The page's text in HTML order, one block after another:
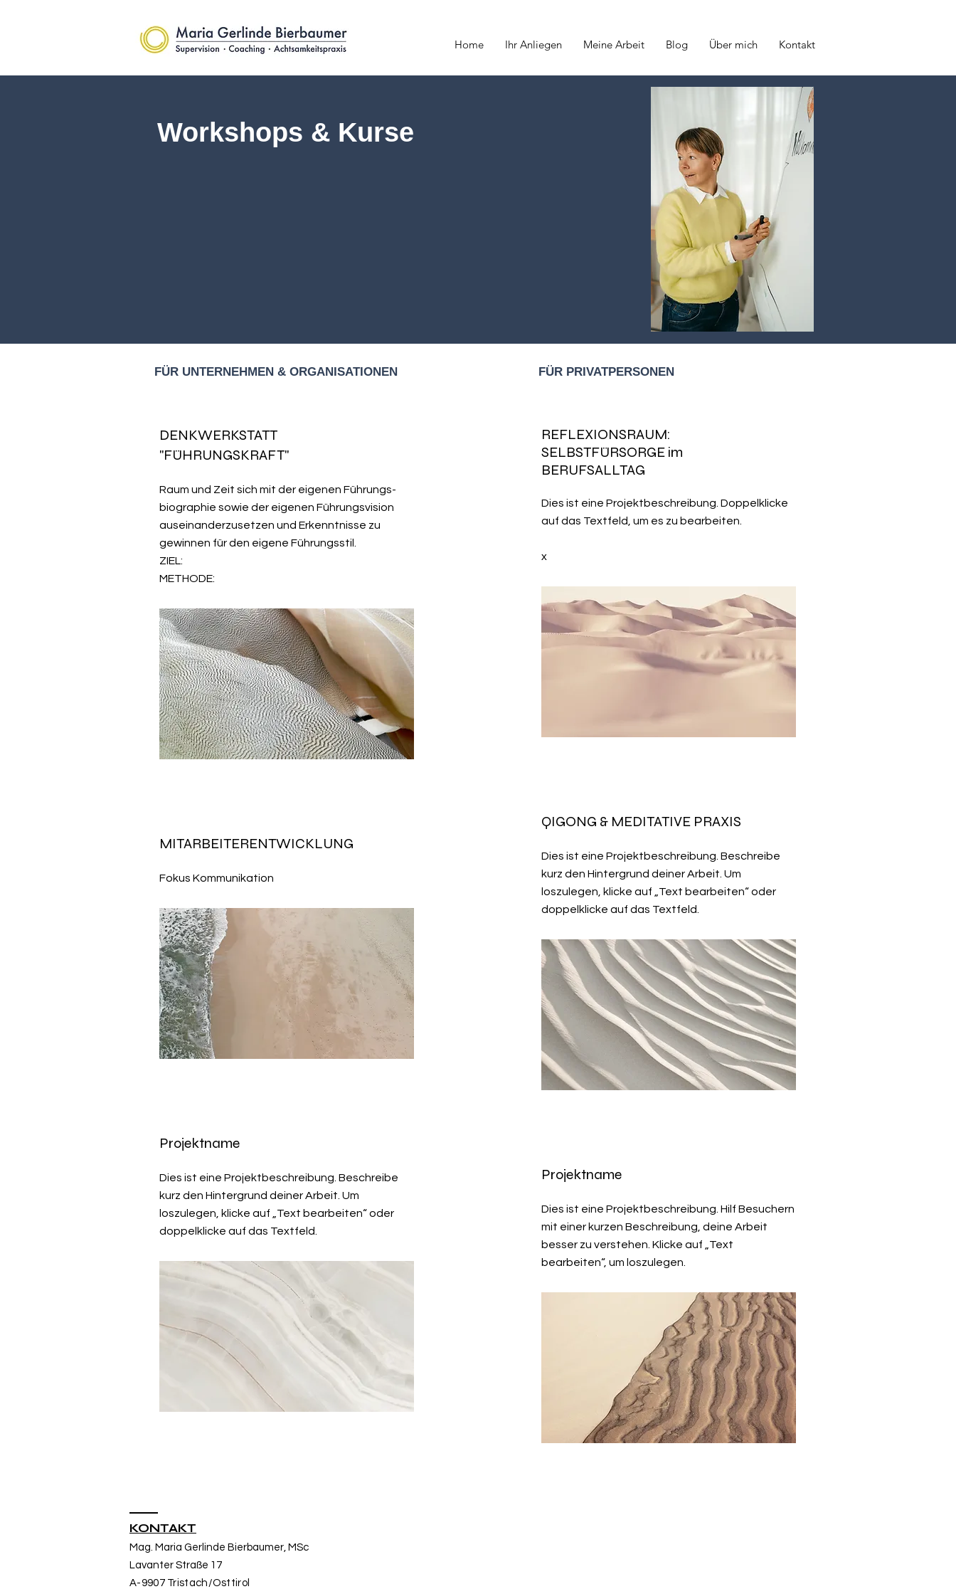
Home Ihr Anliegen Meine Arbeit Blog Über mich Kontakt
Workshops & Kurse
FÜR UNTERNEHMEN & ORGANISATIONEN FÜR PRIVATPERSONEN
DENKWERKSTATT
"FÜHRUNGSKRAFT"
Raum und Zeit sich mit der eigenen Führungs-
biographie sowie der eigenen Führungsvision
auseinanderzusetzen und Erkenntnisse zu
gewinnen für den eigene Führungsstil.
ZIEL:
METHODE:
MITARBEITERENTWICKLUNG
Fokus Kommunikation
Projektname
Dies ist eine Projektbeschreibung. Beschreibe
kurz den Hintergrund deiner Arbeit. Um
loszulegen, klicke auf „Text bearbeiten“ oder
doppelklicke auf das Textfeld.
REFLEXIONSRAUM:
SELBSTFÜRSORGE im
BERUFSALLTAG
Dies ist eine Projektbeschreibung. Doppelklicke
auf das Textfeld, um es zu bearbeiten.
x
QIGONG & MEDITATIVE PRAXIS
Dies ist eine Projektbeschreibung. Beschreibe
kurz den Hintergrund deiner Arbeit. Um
loszulegen, klicke auf „Text bearbeiten“ oder
doppelklicke auf das Textfeld.
Projektname
Dies ist eine Projektbeschreibung. Hilf Besuchern
mit einer kurzen Beschreibung, deine Arbeit
besser zu verstehen. Klicke auf „Text
bearbeiten“, um loszulegen.
KONTAKT
Mag. Maria Gerlinde Bierbaumer, MSc
Lavanter Straße 17
A-9907 Tristach/Osttirol